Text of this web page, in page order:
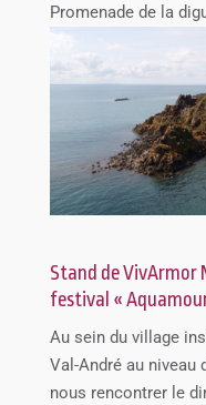
Promenade de la
Stand de VivArmor
festival «
Au sein du village
Val-André au niveau
nous rencontrer le